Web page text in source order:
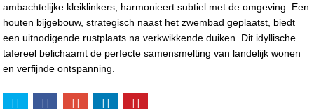
ambachtelijke kleiklinkers, harmonieert subtiel met de omgeving. Een
houten bijgebouw, strategisch naast het zwembad geplaatst, biedt
een uitnodigende rustplaats na verkwikkende duiken. Dit idyllische
tafereel belichaamt de perfecte samensmelting van landelijk wonen
en verfijnde ontspanning.